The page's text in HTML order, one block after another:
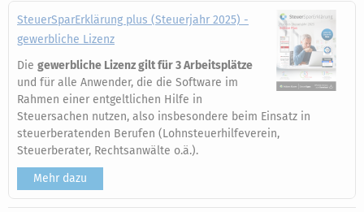
SteuerSparErklärung plus (Steuerjahr 2025) -
gewerbliche Lizenz
Die gewerbliche Lizenz gilt für 3 Arbeitsplätze
und für alle Anwender, die die Software im
Rahmen einer entgeltlichen Hilfe in
Steuersachen nutzen, also insbesondere beim Einsatz in
steuerberatenden Berufen (Lohnsteuerhilfeverein,
Steuerberater, Rechtsanwälte o.ä.).
Mehr dazu